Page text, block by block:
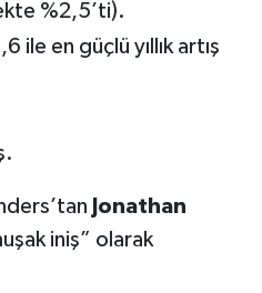
%2,5’ti).
ile en güçlü yıllık artış
Jonathan
iniş” olarak